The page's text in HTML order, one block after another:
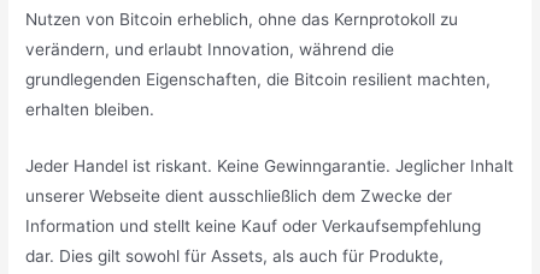
Nutzen von Bitcoin erheblich, ohne das Kernprotokoll zu
verändern, und erlaubt Innovation, während die
grundlegenden Eigenschaften, die Bitcoin resilient machten,
erhalten bleiben.
Jeder Handel ist riskant. Keine Gewinngarantie. Jeglicher Inhalt
unserer Webseite dient ausschließlich dem Zwecke der
Information und stellt keine Kauf oder Verkaufsempfehlung
dar. Dies gilt sowohl für Assets, als auch für Produkte,